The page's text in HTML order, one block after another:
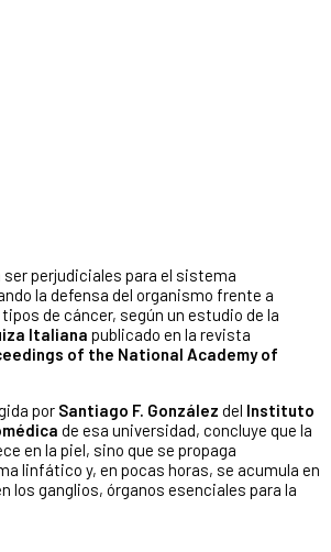
ser perjudiciales para el sistema
la defensa del organismo frente a
de cáncer, según un estudio de la
Italiana publicado en la revista
of the National Academy of
por Santiago F. González del Instituto
de esa universidad, concluye que la
en la piel, sino que se propaga
linfático y, en pocas horas, se acumula en
los ganglios, órganos esenciales para la